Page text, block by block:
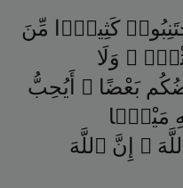
كَثِيرًۭا
مِّنَ
وَلَا
بَعْضًا ۚ أَيُحِبُّ
مَيْتًۭا
إِنَّ ٱللَّهَ